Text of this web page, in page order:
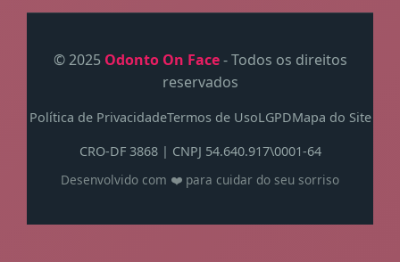
© 2025 Odonto On Face- Todos os direitos
reservados
Política de PrivacidadeTermos de UsoLGPDMapa do Site
CRO-DF 3868 | CNPJ 54.640.917\0001-64
Desenvolvido com ❤️ para cuidar do seu sorriso